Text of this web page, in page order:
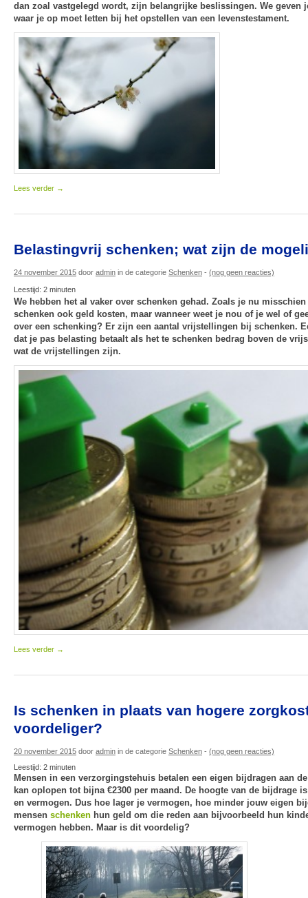
dan zoal vastgelegd wordt, zijn belangrijke beslissingen. We geven
waar je op moet letten bij het opstellen van een levenstestament.
Lees verder →
Belastingvrij schenken; wat zijn de
24 november 2015 door admin in de categorie Schenken - (nog geen reacties)
Leestijd: 2 minuten
We hebben het al vaker over schenken gehad. Zoals je nu
schenken ook geld kosten, maar wanneer weet je nou of je wel of
over een schenking? Er zijn een aantal vrijstellingen bij schenken.
dat je pas belasting betaalt als het te schenken bedrag boven de
wat de vrijstellingen zijn.
Lees verder →
Is schenken in plaats van hogere
voordeliger?
20 november 2015 door admin in de categorie Schenken - (nog geen reacties)
Leestijd: 2 minuten
Mensen in een verzorgingstehuis betalen een eigen bijdragen aan
kan oplopen tot bijna €2300 per maand. De hoogte van de bijdrage
en vermogen. Dus hoe lager je vermogen, hoe minder jouw eigen
mensen schenken hun geld om die reden aan bijvoorbeeld hun
vermogen hebben. Maar is dit voordelig?